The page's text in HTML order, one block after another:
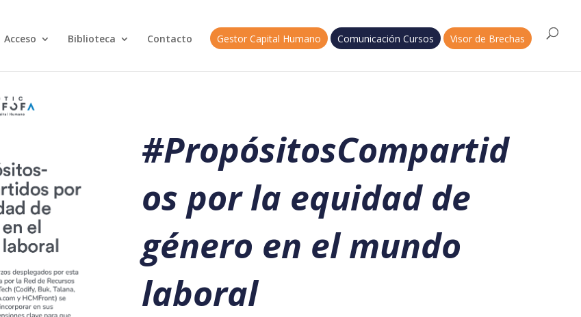
Acceso Biblioteca Contacto Gestor Capital Humano Comunicación Cursos Visor de Brechas
#PropósitosCompartid
os por la equidad de
género en el mundo
laboral